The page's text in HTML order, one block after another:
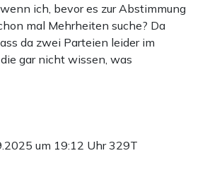
ich, bevor es zur Abstimmung
mal Mehrheiten suche? Da
da zwei Parteien leider im
gar nicht wissen, was
um 19:12 Uhr329T